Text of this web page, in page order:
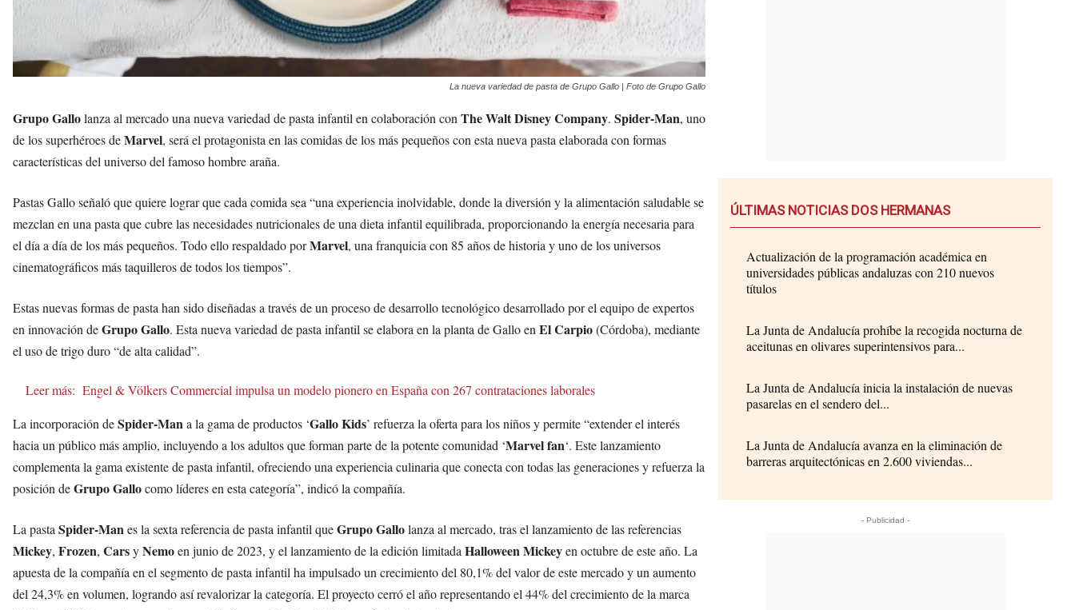
La nueva variedad de pasta de Grupo Gallo | Foto de Grupo Gallo
Grupo Gallolanza al mercado una nueva variedad de pasta infantil en colaboración con The Walt Disney Company. Spider-Man, uno
de los superhéroes deMarvel, será el protagonista en las comidas de los más pequeños con esta nueva pasta elaborada con formas
características del universo del famoso hombre araña.
Pastas Gallo señaló que quiere lograr que cada comida sea “una experiencia inolvidable, donde la diversión y la alimentación saludable se
mezclan en una pasta que cubre las necesidades nutricionales de una dieta infantil equilibrada, proporcionando la energía necesaria para
el día a día de los más pequeños. Todo ello respaldado porMarvel, una franquicia con 85 años de historia y uno de los universos
cinematográficos más taquilleros de todos los tiempos”.
Estas nuevas formas de pasta han sido diseñadas a través de un proceso de desarrollo tecnológico desarrollado por el equipo de expertos
en innovación deGrupo Gallo. Esta nueva variedad de pasta infantil se elabora en la planta de Gallo en El Carpio(Córdoba), mediante
el uso de trigo duro “de alta calidad”.
Leer más: Engel & Völkers Commercial impulsa un modelo pionero en España con 267 contrataciones laborales
La incorporación deSpider-Man a la gama de productos ‘Gallo Kids’ refuerza la oferta para los niños y permite “extender el interés
hacia un público más amplio, incluyendo a los adultos que forman parte de la potente comunidad ‘Marvel fan‘. Este lanzamiento
complementa la gama existente de pasta infantil, ofreciendo una experiencia culinaria que conecta con todas las generaciones y refuerza la
posición deGrupo Gallocomo líderes en esta categoría”, indicó la compañía.
La pasta Spider-Man es la sexta referencia de pasta infantil queGrupo Gallolanza al mercado, tras el lanzamiento de las referencias
Mickey, Frozen, CarsyNemoen junio de 2023, y el lanzamiento de la edición limitada Halloween Mickeyen octubre de este año. La
apuesta de la compañía en el segmento de pasta infantil ha impulsado un crecimiento del 80,1% del valor de este mercado y un aumento
del 24,3% en volumen, logrando así revalorizar la categoría. El proyecto cerró el año representando el 44% del crecimiento de la marca
ÚLTIMAS NOTICIAS DOS HERMANAS
Actualización de la programación académica en
universidades públicas andaluzas con 210 nuevos
títulos
La Junta de Andalucía prohíbe la recogida nocturna de
aceitunas en olivares superintensivos para...
La Junta de Andalucía inicia la instalación de nuevas
pasarelas en el sendero del...
La Junta de Andalucía avanza en la eliminación de
barreras arquitectónicas en 2.600 viviendas...
- Publicidad -